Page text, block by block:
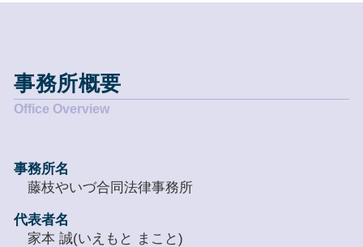
事務所概要
事務所名
藤枝やいづ合同法律事務所
代表者名
家本 誠(いえもと まこと)